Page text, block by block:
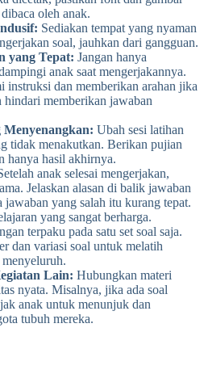
oleh anak.
Sediakan tempat yang nyaman
soal, jauhkan dari gangguan.
yang Tepat: Jangan hanya
anak saat mengerjakannya.
instruksi dan memberikan arahan jika
hindari memberikan jawaban
Ubah sesi latihan
tidak menakutkan. Berikan pujian
hanya hasil akhirnya.
anak selesai mengerjakan,
Jelaskan alasan di balik jawaban
jawaban yang salah itu kurang tepat.
yang sangat berharga.
terpaku pada satu set soal saja.
dan variasi soal untuk melatih
menyeluruh.
Lain: Hubungkan materi
nyata. Misalnya, jika ada soal
anak untuk menunjuk dan
tubuh mereka.